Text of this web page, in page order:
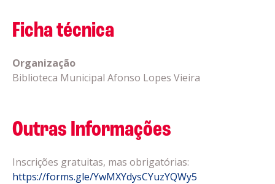
Ficha técnica
Organização
Biblioteca Municipal Afonso Lopes Vieira
Outras Informações
Inscrições gratuitas, mas obrigatórias:
https://forms.gle/YwMXYdysCYuzYQWy5